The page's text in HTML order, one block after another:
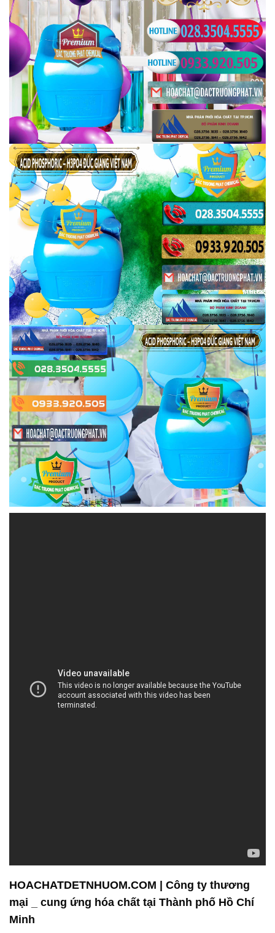
HOACHATDETNHUOM.COM | Công ty thương
mại _ cung ứng hóa chất tại Thành phố Hồ Chí
Minh